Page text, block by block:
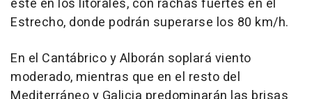
este en los litorales, con rachas fuertes en el
Estrecho, donde podrán superarse los 80 km/h.
En el Cantábrico y Alborán soplará viento
moderado, mientras que en el resto del